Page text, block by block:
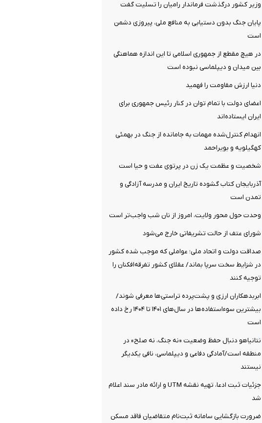
وزیر کشور درگذشت فرماندار رامیان را تسلیت گفت
پایان جنگ بدون دستیابی به منافع ملی، پیروزی دشمن
است
در هیچ مقطع از جمهوری اسلامی تا این اندازه هماهنگی
بین میدان و دیپلماسی نبوده است
دنیا ارزش مقاومت را فهمید
اعضای دولت با تمام توان در کنار رئیس جمهوری برای
ایران ایستاده‌اند
انهدام کنترل‌شده مهمات به‌ جامانده از جنگ در بهمئی
کهگیلویه و بویراحمد
شخصیت و عظمت یک زن در پرتوی عفت و حیا است
آذربایجان کتاب گشوده تاریخ ایران و مدرسه آزادگی و
تمدن است
وحدت حول محور ولایت، امروز از نان شب واجب‌تر است
شورای عتف از حالت تشریفاتی خارج می‌شود
صداقت دولت و اتحاد ملی؛ عواملی که موجب شده کشور
در شزایط سخت سرپا بماند/ عقلای کشور تفرقه‌افکنان را
توجیه کنند
ابربدهکاران ارزی و پشت‌پرده تراستی‌ها معرفی شوند/
بیشترین سوءاستفاده‌ها در سال‌های ۱۴۰۱ تا ۱۴۰۴ رخ داده
است
نتانیاهو دنبال حفظ وضعیت «نه جنگ، نه صلح» در
منطقه است/آمادگی دفاعی و دیپلماسی، نافی یکدیگر
نیستند
جزئیات ثبت ادعا، تهیه نقشه UTM و ارائه مادر سند اعلام
شد
ضرورت بازگشایی سامانه ثبت‌نام متقاضیان فاقد مسکن